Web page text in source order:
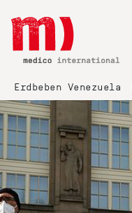
Erdbeben Venezuela